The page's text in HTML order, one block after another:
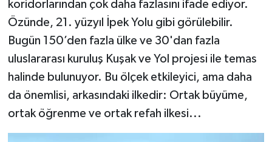
koridorlarından çok daha fazlasını ifade ediyor.
Özünde, 21. yüzyıl İpek Yolu gibi görülebilir.
Bugün 150’den fazla ülke ve 30'dan fazla
uluslararası kuruluş Kuşak ve Yol projesi ile temas
halinde bulunuyor. Bu ölçek etkileyici, ama daha
da önemlisi, arkasındaki ilkedir: Ortak büyüme,
ortak öğrenme ve ortak refah ilkesi...